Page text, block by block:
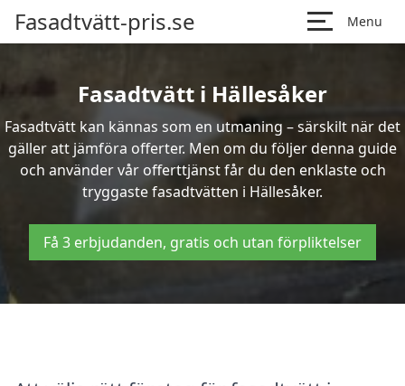
Fasadtvätt-pris.se Menu
Fasadtvätt i Hällesåker
Fasadtvätt kan kännas som en utmaning – särskilt när det
gäller att jämföra offerter. Men om du följer denna guide
och använder vår offerttjänst får du den enklaste och
tryggaste fasadtvätten i Hällesåker.
Få 3 erbjudanden, gratis och utan förpliktelser